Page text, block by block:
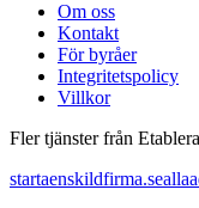
Om oss
Kontakt
För byråer
Integritetspolicy
Villkor
Fler tjänster från
startaenskildfirma.se